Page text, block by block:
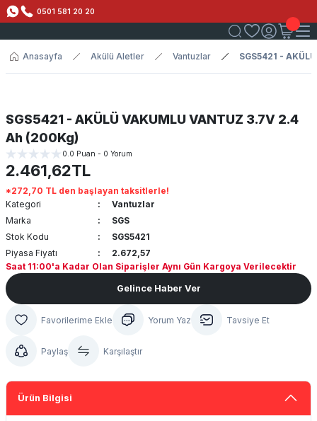
0501 581 20 20
Anasayfa Akülü Aletler Vantuzlar SGS5421 -
SGS5421 - AKÜLÜ VAKUMLU VANTUZ 3.7V 2.4
Ah (200Kg)
0.0 Puan - 0 Yorum
2.461,62TL
*272,70 TL den başlayan taksitlerle!
Kategori
Vantuzlar
Marka
SGS
Stok Kodu
SGS5421
Piyasa Fiyatı
2.672,57
Saat 11:00'a Kadar Olan Siparişler Aynı Gün Kargoya Verilecektir
Gelince Haber Ver
Yorum Yaz Tavsiye Et
Paylaş Karşılaştır
Ürün Bilgisi